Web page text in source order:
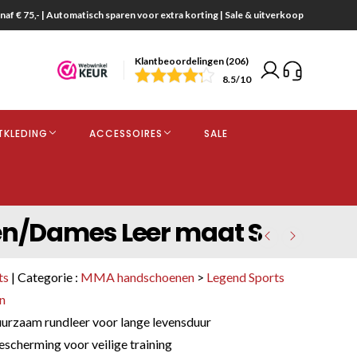
€ 75,- | Automatisch sparen voor extra korting | Sale & uitverkoop
Klantbeoordelingen (206)
8.5/10
ACCESSOIRES SALE
Dames Leer maat S
| Categorie : MMA handschoenen > Legend Sports
rundleer voor lange levensduur
voor veilige training